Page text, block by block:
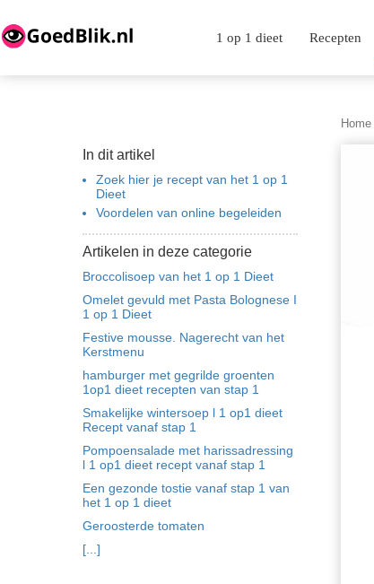
1 op 1 dieet Recepten
In dit artikel
Zoek hier je recept van het 1 op 1
Dieet
Voordelen van online begeleiden
Artikelen in deze categorie
Broccolisoep van het 1 op 1 Dieet
Omelet gevuld met Pasta Bolognese I
1 op 1 Dieet
Festive mousse. Nagerecht van het
Kerstmenu
hamburger met gegrilde groenten
1op1 dieet recepten van stap 1
Smakelijke wintersoep l 1 op1 dieet
Recept vanaf stap 1
Pompoensalade met harissadressing
l 1 op1 dieet recept vanaf stap 1
Een gezonde tostie vanaf stap 1 van
het 1 op 1 dieet
Geroosterde tomaten
[...]
Home